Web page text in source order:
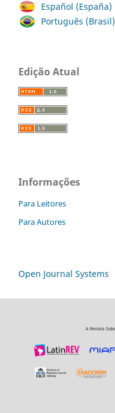
Español (España)
Português (Brasil)
Edição Atual
Informações
Para Leitores
Para Autores
Open Journal Systems